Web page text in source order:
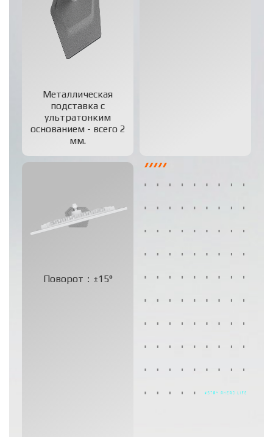
Металлическая
подставка с
ультратонким
основанием - всего 2
мм.
Поворот：±15°